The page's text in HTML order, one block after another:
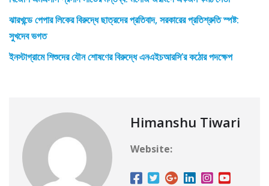
ঝারখন্ডে পেপার লিকের বিরুদ্ধে ছাত্রদের প্রতিবাদ, সরকারের প্রতিশ্রুতি স্পষ্ট:
সুখদেব ভগত
ইনস্টাগ্রামে শিশুদের যৌন শোষণের বিরুদ্ধে এনএইচআরসি’র কঠোর পদক্ষেপ
Himanshu Tiwari
Website: